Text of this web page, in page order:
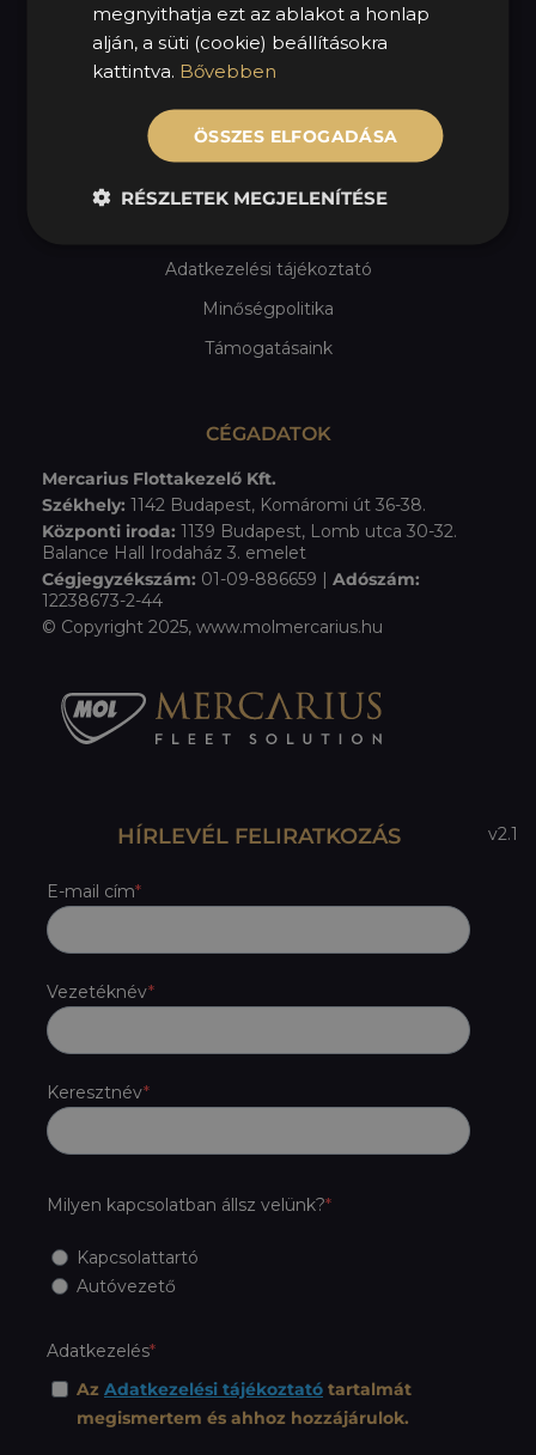
HASZNOS LINKEK
MOL Mycarius
Impresszum
Adatkezelési tájékoztató
Minőségpolitika
Támogatásaink
CÉGADATOK
Mercarius Flottakezelő Kft.
Székhely: 1142 Budapest, Komáromi út 36-38.
Központi iroda: 1139 Budapest, Lomb utca 30-32.
Balance Hall Irodaház 3. emelet
Cégjegyzékszám: 01-09-886659 | Adószám:
12238673-2-44
© Copyright 2025, www.molmercarius.hu
v2.1
HÍRLEVÉL FELIRATKOZÁS
E-mail cím
Vezetéknév
Keresztnév
Milyen kapcsolatban állsz velünk?
Kapcsolattartó
Autóvezető
Adatkezelés
Az Adatkezelési tájékoztató tartalmát
megismertem és ahhoz hozzájárulok.
megnyithatja ezt az ablakot a honlap
alján, a süti (cookie) beállításokra
kattintva. Bővebben
ÖSSZES ELFOGADÁSA
RÉSZLETEK MEGJELENÍTÉSE